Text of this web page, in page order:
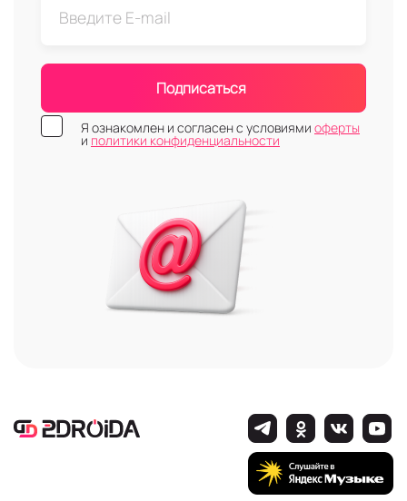
Подписаться
Я ознакомлен и согласен с условиями оферты
и политики конфиденциальности